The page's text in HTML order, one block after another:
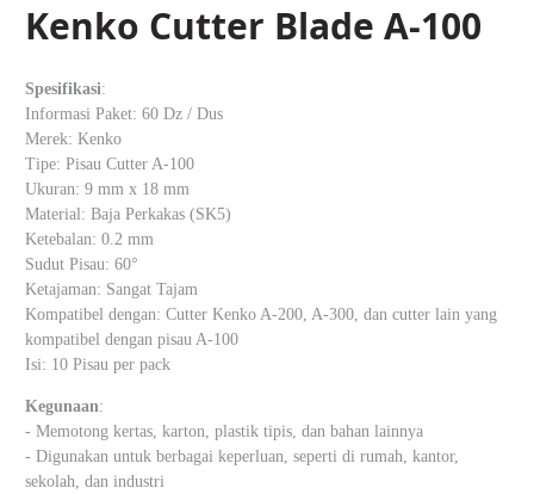
Kenko Cutter Blade A-100
Spesifikasi:
Informasi Paket: 60 Dz / Dus
Merek: Kenko
Tipe: Pisau Cutter A-100
Ukuran: 9 mm x 18 mm
Material: Baja Perkakas (SK5)
Ketebalan: 0.2 mm
Sudut Pisau: 60°
Ketajaman: Sangat Tajam
Kompatibel dengan: Cutter Kenko A-200, A-300, dan cutter lain yang
kompatibel dengan pisau A-100
Isi: 10 Pisau per pack
Kegunaan:
- Memotong kertas, karton, plastik tipis, dan bahan lainnya
- Digunakan untuk berbagai keperluan, seperti di rumah, kantor,
sekolah, dan industri